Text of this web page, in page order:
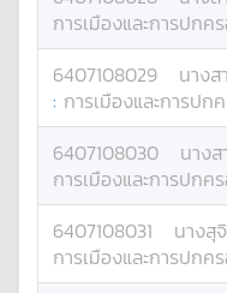
การเมืองและการปกค
6407108029 นางส
: การเมืองและการป
6407108030 นางส
การเมืองและการปกค
6407108031 นางสุ
การเมืองและการปกค